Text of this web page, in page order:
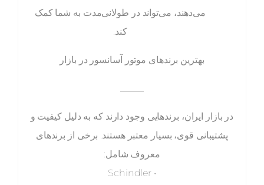
می‌دهند، می‌تواند در طولانی‌مدت به شما کمک
کند.
بهترین برندهای موتور آسانسور در بازار
در بازار ایران، برندهایی وجود دارند که به دلیل کیفیت و
پشتیبانی قوی، بسیار معتبر هستند. برخی از برندهای
معروف شامل:
• Schindler